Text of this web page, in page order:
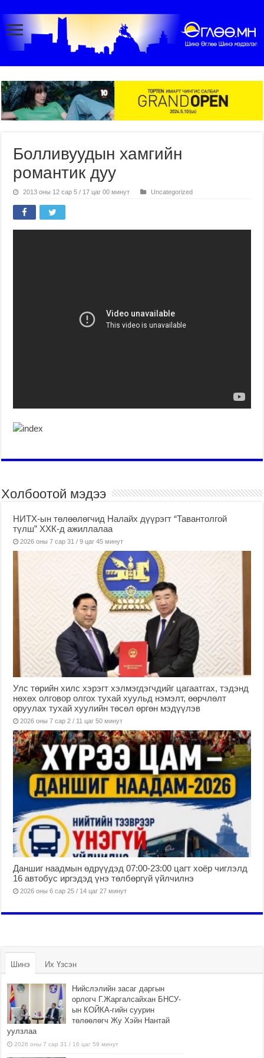
Болливуудын хамгийн
романтик дуу
2013 оны 12 сар 5 / 17 цаг 00 минут Uncategorized
Холбоотой мэдээ
НИТХ-ын төлөөлөгчид Налайх дүүрэгт “Тавантолгой
түлш” ХХК-д ажиллалаа
2026 оны 7 сар 31 / 9 цаг 45 минут
Улс төрийн хилс хэрэгт хэлмэгдэгчдийг цагаатгах, тэдэнд
нөхөх олговор олгох тухай хуульд нэмэлт, өөрчлөлт
оруулах тухай хуулийн төсөл өргөн мэдүүлэв
2026 оны 7 сар 2 / 11 цаг 50 минут
Даншиг наадмын өдрүүдэд 07:00-23:00 цагт хоёр чиглэлд
16 автобус иргэдэд үнэ төлбөргүй үйлчилнэ
2026 оны 6 сар 25 / 14 цаг 27 минут
Шинэ Их Үзсэн
Нийслэлийн засаг даргын
орлогч Г.Жаргалсайхан БНСУ-
ын КОЙКА-гийн суурин
төлөөлөгч Жу Хэйн Нантай
уулзлаа
2026 оны 7 сар 31 / 16 цаг 59 минут